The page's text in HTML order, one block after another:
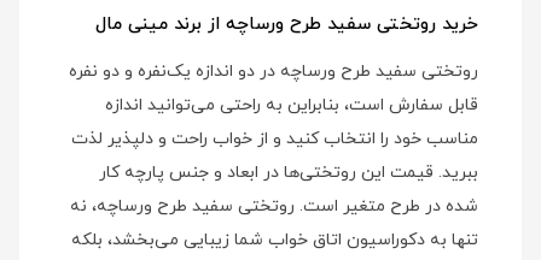
خرید روتختی سفید طرح ورساچه از برند مینی مال
روتختی سفید طرح ورساچه در دو اندازه یک‌نفره و دو نفره
قابل سفارش است، بنابراین به راحتی می‌توانید اندازه
مناسب خود را انتخاب کنید و از خواب راحت و دلپذیر لذت
ببرید. قیمت این روتختی‌ها در ابعاد و جنس پارچه کار
شده در طرح متغیر است. روتختی سفید طرح ورساچه، نه
تنها به دکوراسیون اتاق خواب شما زیبایی می‌بخشد، بلکه